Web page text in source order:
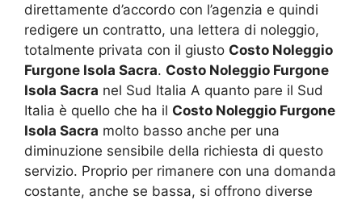
direttamente d’accordo con l’agenzia e quindi
redigere un contratto, una lettera di noleggio,
totalmente privata con il giusto Costo Noleggio
Furgone Isola Sacra. Costo Noleggio Furgone
Isola Sacra nel Sud Italia A quanto pare il Sud
Italia è quello che ha il Costo Noleggio Furgone
Isola Sacra molto basso anche per una
diminuzione sensibile della richiesta di questo
servizio. Proprio per rimanere con una domanda
costante, anche se bassa, si offrono diverse